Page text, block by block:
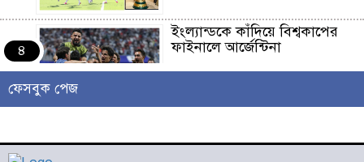
৪
ইংল্যান্ডকে কাঁদিয়ে বিশ্বকাপের
ফাইনালে আর্জেন্টিনা
৫
চরমোনাই
ফেসবুক পেজ